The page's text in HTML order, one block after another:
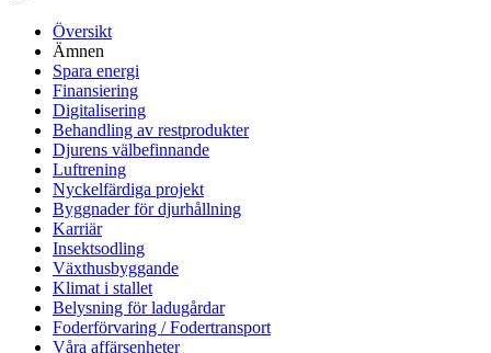
Översikt
Ämnen
Spara energi
Finansiering
Digitalisering
Behandling av restprodukter
Djurens välbefinnande
Luftrening
Nyckelfärdiga projekt
Byggnader för djurhållning
Karriär
Insektsodling
Växthusbyggande
Klimat i stallet
Belysning för ladugårdar
Foderförvaring / Fodertransport
Våra affärsenheter